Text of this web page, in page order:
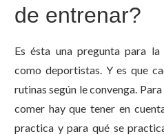
de entrenar?
Es ésta una pregunta para
como deportistas. Y es que
rutinas según le convenga.
comer hay que tener en
practica y para qué se